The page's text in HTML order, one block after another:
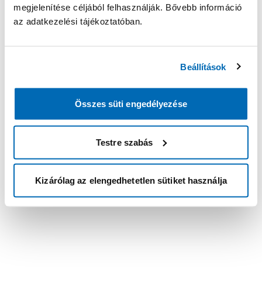
megjelenítése céljából felhasználják. Bővebb információ
az adatkezelési tájékoztatóban.
Beállítások
Összes süti engedélyezése
Testre szabás
Kizárólag az elengedhetetlen sütiket használja